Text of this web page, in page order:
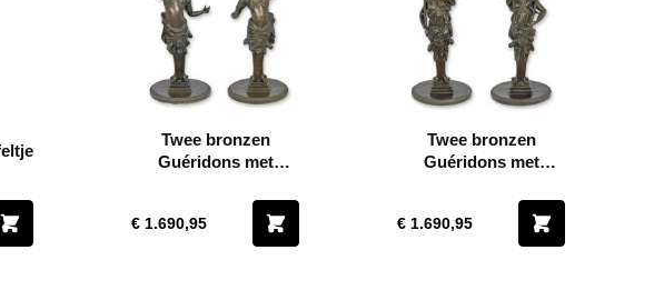
Twee bronzen
Guéridons met
Hoogte 76,5 cm
€ 1.690,95
Twee bronzen
Guéridons met
Hoogte 77 cm
€ 1.690,95